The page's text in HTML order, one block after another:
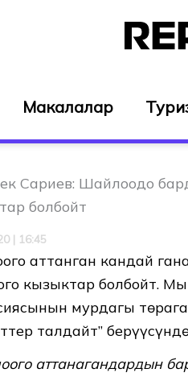
Макалалар
Сариев: Шайлоодо
болбойт
| 16:45
аттанган кандай
кызыктар болбойт.
мурдагы
талдайт”
аттанагандардын